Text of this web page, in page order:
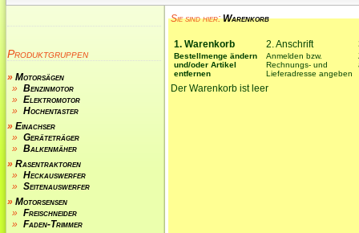
Produktgruppen
» Motorsägen
» Benzinmotor
» Elektromotor
» Hochentaster
» Einachser
» Geräteträger
» Balkenmäher
» Rasentraktoren
» Heckauswerfer
» Seitenauswerfer
» Motorsensen
» Freischneider
» Faden-Trimmer
Sie sind hier:Warenkorb
1. Warenkorb
Bestellmenge ändern
und/oder Artikel
entfernen
2. Anschrift
Anmelden bzw.
Rechnungs- und
Lieferadresse angeben
Der Warenkorb ist leer